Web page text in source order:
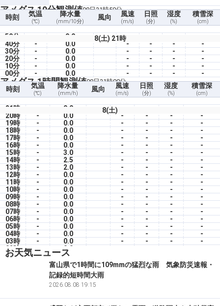
アメダス 10分観測値08日21時50分
時刻 気温
(℃)
降水量
(mm/10分)
風向 風速
(m/s)
日照
(分)
湿度
(%)
積雪深
(cm)
8(土) 21時
50分 0.0 -
40分
- 0.0 - - -
-
30分
- 0.0 - - -
-
20分
- 0.0 - - -
-
10分
- 0.0 - - -
-
00分
- 0.0 - - - -
アメダス 1時間観測値08日21時00分
時刻 気温
(℃)
降水量
(mm/h)
風向 風速
(m/s)
日照
(分)
湿度
(%)
積雪深
(cm)
8(土)
21時 0.0
20時
- 0.0 - - -
-
19時
- 0.0 - - -
-
18時
- 0.0 - - -
-
17時
- 0.0 - - -
-
16時
- 0.0 - - -
-
15時
- 3.0 - - -
-
14時
- 2.5 - - -
-
13時
- 2.0 - - -
-
12時
- 0.0 - - -
-
11時
- 0.0 - - -
-
10時
- 0.0 - - -
-
09時
- 0.0 - - -
-
08時
- 0.0 - - -
-
07時
- 0.0 - - -
-
06時
- 0.0 - - -
-
05時
- 0.0 - - -
-
04時
- 0.0 - - -
-
03時
- 0.0 - - -
-
02時
- 0.0
01時
- 0.0
0.0 - - -
-
7(金)
0.0
0.0
お天気ニュース
富山県で1時間に109mmの猛烈な雨 気象防災速報・
記録的短時間大雨
2026.08.08 19:15